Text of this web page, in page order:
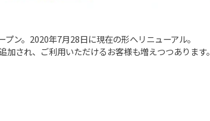
プン。2020年7月28日に現在の形へリニューアル。
加され、ご利用いただけるお客様も増えつつあります。